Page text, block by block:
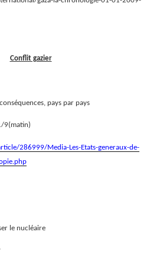
Conflit gazier
pays par pays
9(matin)
286999/Media-Les-Etats-generaux-de-
le nucléaire